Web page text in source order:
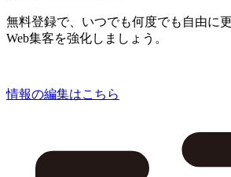
無料登録で、いつでも何度でも自由に
Web集客を強化しましょう。
情報の編集はこちら